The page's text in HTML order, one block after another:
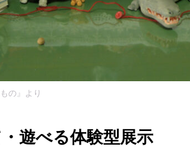
の』より
遊べる体験型展示